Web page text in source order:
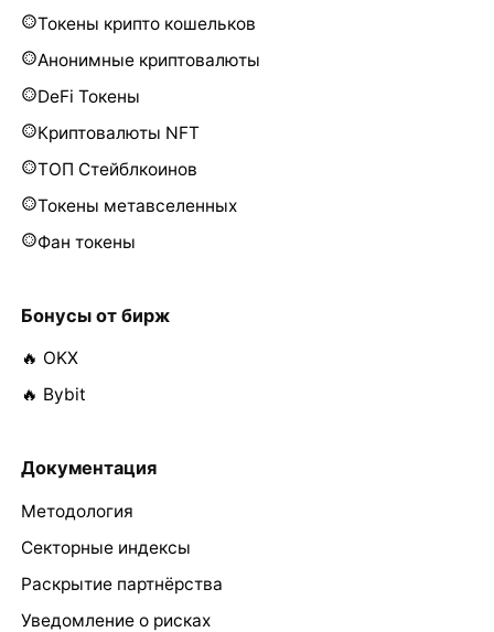
Токены крипто кошельков
Анонимные криптовалюты
DeFi Токены
Криптовалюты NFT
ТОП Стейблкоинов
Токены метавселенных
Фан токены
Бонусы от бирж
🔥 OKX
🔥 Bybit
Документация
Методология
Секторные индексы
Раскрытие партнёрства
Уведомление о рисках